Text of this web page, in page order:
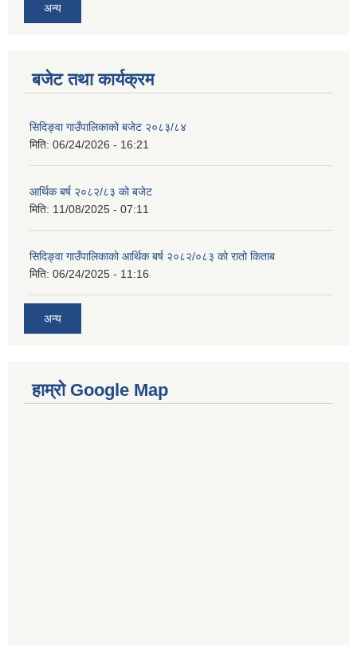
अन्य
बजेट तथा कार्यक्रम
सिदिङ्वा गाउँपालिकाको बजेट २०८३/८४
मिति: 06/24/2026 - 16:21
आर्थिक बर्ष २०८२/८३ को बजेट
मिति: 11/08/2025 - 07:11
सिदिङ्वा गाउँपालिकाको आर्थिक बर्ष २०८२/०८३ को रातो किताब
मिति: 06/24/2025 - 11:16
अन्य
हाम्रो Google Map